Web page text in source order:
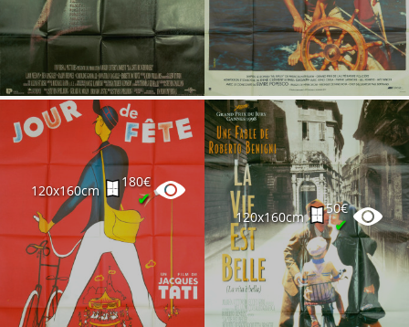
120x160cm
180€
✔
120x160cm
50€
✔